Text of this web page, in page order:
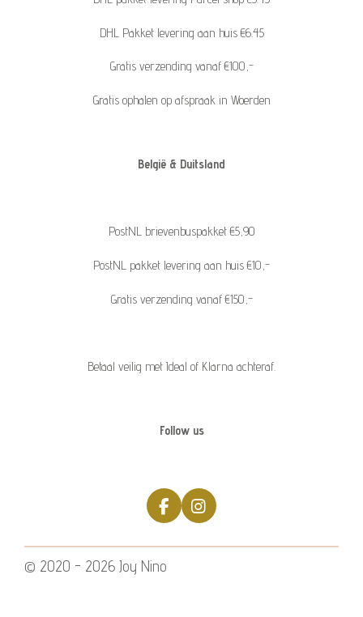
DHL Pakket levering aan huis €6.45
Gratis verzending vanaf €100,-
Gratis ophalen op afspraak in Woerden
België & Duitsland
PostNL brievenbuspakket €5,90
PostNL pakket levering aan huis €10,-
Gratis verzending vanaf €150,-
Betaal veilig met Ideal of Klarna achteraf.
Follow us
F
a
c
b
I
n
s
© 2020 - 2026 Joy Nino